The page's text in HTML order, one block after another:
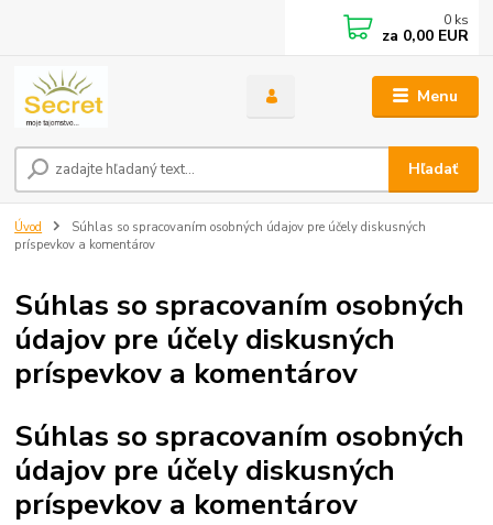
Menu
Hľadať
0 ks
za 0,00 EUR
Úvod
Súhlas so spracovaním osobných údajov pre účely diskusných
príspevkov a komentárov
Súhlas so spracovaním osobných
údajov pre účely diskusných
príspevkov a komentárov
Súhlas so spracovaním osobných
údajov pre účely diskusných
príspevkov a komentárov